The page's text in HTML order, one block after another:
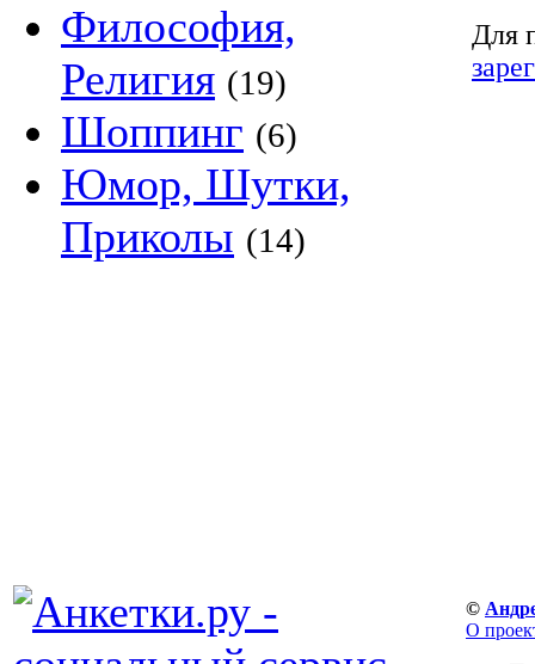
Философия,
Религия (19)
Шоппинг (6)
Юмор, Шутки,
Приколы (14)
Для
©
О